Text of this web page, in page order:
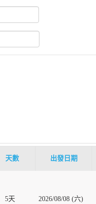
天數 出發日期
5天 2026/08/08 (六)